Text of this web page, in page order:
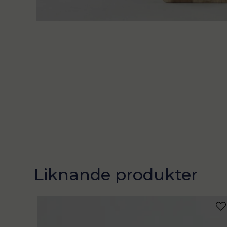
Liknande produkter